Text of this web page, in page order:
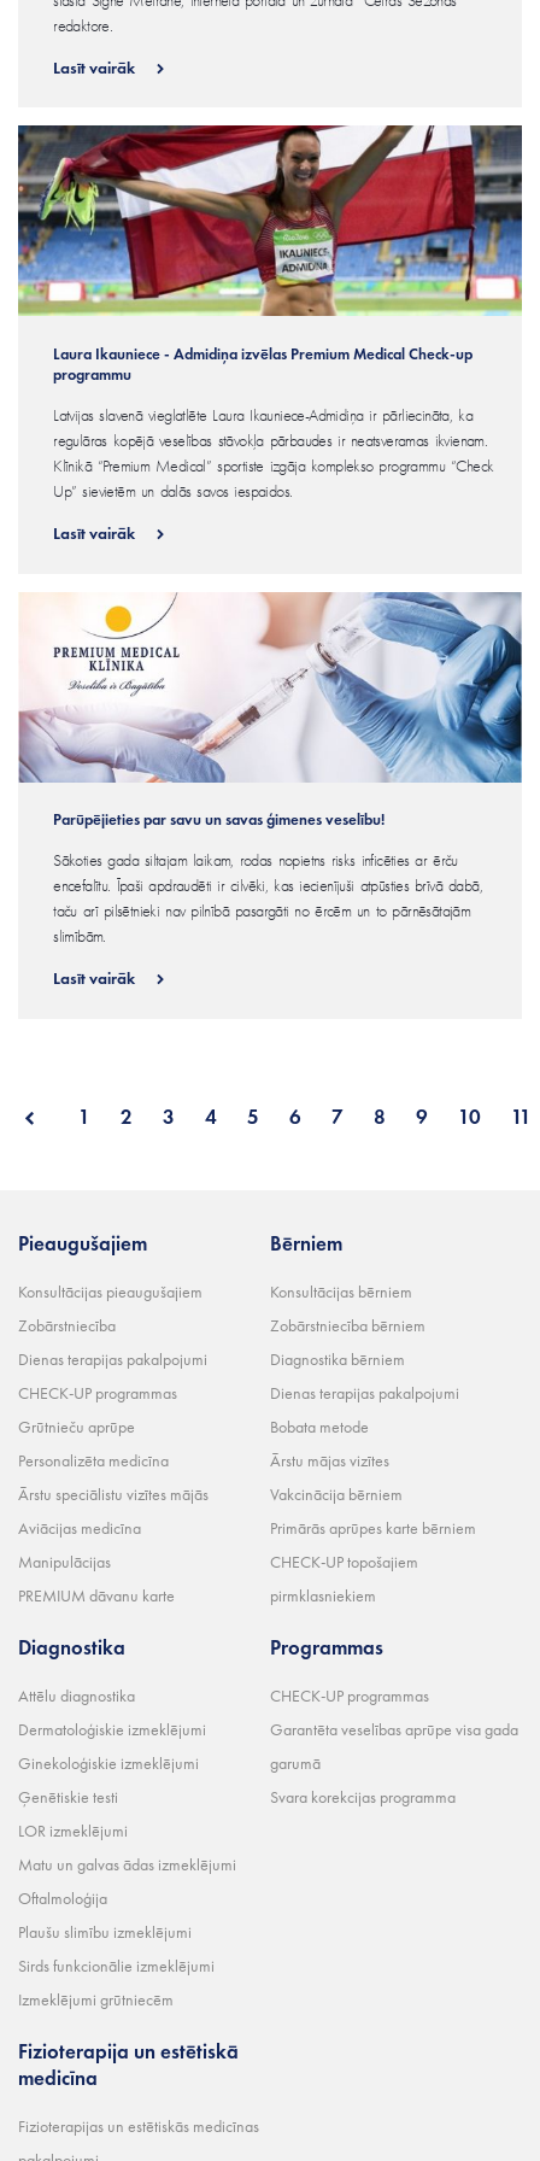
redaktore.
Lasīt vairāk
Laura Ikauniece - Admidiņa izvēlas Premium Medical Check-up
programmu
Latvijas slavenā vieglatlēte Laura Ikauniece-Admidiņa ir pārliecināta, ka
regulāras kopējā veselības stāvokļa pārbaudes ir neatsveramas ikvienam.
Klīnikā “Premium Medical” sportiste izgāja komplekso programmu “Check
Up” sievietēm un dalās savos iespaidos.
Lasīt vairāk
Parūpējieties par savu un savas ģimenes veselību!
Sākoties gada siltajam laikam, rodas nopietns risks inficēties ar ērču
encefalītu. Īpaši apdraudēti ir cilvēki, kas iecienījuši atpūsties brīvā dabā,
taču arī pilsētnieki nav pilnībā pasargāti no ērcēm un to pārnēsātajām
slimībām.
Lasīt vairāk
1 2 3 4 5 6 7 8 9 10 11
Pieaugušajiem
Konsultācijas pieaugušajiem
Zobārstniecība
Dienas terapijas pakalpojumi
CHECK-UP programmas
Grūtnieču aprūpe
Personalizēta medicīna
Ārstu speciālistu vizītes mājās
Aviācijas medicīna
Manipulācijas
PREMIUM dāvanu karte
Bērniem
Konsultācijas bērniem
Zobārstniecība bērniem
Diagnostika bērniem
Dienas terapijas pakalpojumi
Bobata metode
Ārstu mājas vizītes
Vakcinācija bērniem
Primārās aprūpes karte bērniem
CHECK-UP topošajiem
pirmklasniekiem
Diagnostika
Attēlu diagnostika
Dermatoloģiskie izmeklējumi
Ginekoloģiskie izmeklējumi
Ģenētiskie testi
LOR izmeklējumi
Matu un galvas ādas izmeklējumi
Oftalmoloģija
Plaušu slimību izmeklējumi
Sirds funkcionālie izmeklējumi
Izmeklējumi grūtniecēm
Fizioterapija un estētiskā
medicīna
Fizioterapijas un estētiskās medicīnas
Programmas
CHECK-UP programmas
Garantēta veselības aprūpe visa gada
garumā
Svara korekcijas programma